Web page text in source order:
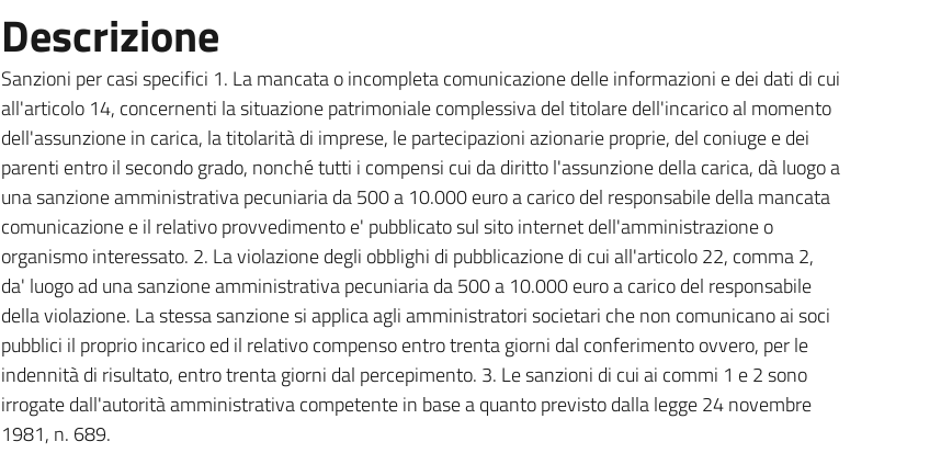
Descrizione
Sanzioni per casi specifici 1. La mancata o incompleta comunicazione delle informazioni e dei dati di cui
all'articolo 14, concernenti la situazione patrimoniale complessiva del titolare dell'incarico al momento
dell'assunzione in carica, la titolarità di imprese, le partecipazioni azionarie proprie, del coniuge e dei
parenti entro il secondo grado, nonché tutti i compensi cui da diritto l'assunzione della carica, dà luogo a
una sanzione amministrativa pecuniaria da 500 a 10.000 euro a carico del responsabile della mancata
comunicazione e il relativo provvedimento e' pubblicato sul sito internet dell'amministrazione o
organismo interessato. 2. La violazione degli obblighi di pubblicazione di cui all'articolo 22, comma 2,
da' luogo ad una sanzione amministrativa pecuniaria da 500 a 10.000 euro a carico del responsabile
della violazione. La stessa sanzione si applica agli amministratori societari che non comunicano ai soci
pubblici il proprio incarico ed il relativo compenso entro trenta giorni dal conferimento ovvero, per le
indennità di risultato, entro trenta giorni dal percepimento. 3. Le sanzioni di cui ai commi 1 e 2 sono
irrogate dall'autorità amministrativa competente in base a quanto previsto dalla legge 24 novembre
1981, n. 689.